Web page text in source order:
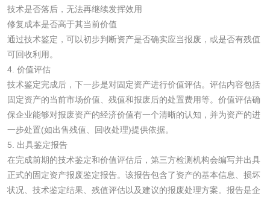
技术是否落后，无法再继续发挥效用
修复成本是否高于其当前价值
通过技术鉴定，可以初步判断资产是否确实应当报废，或是否有残值
可回收利用。
4. 价值评估
技术鉴定完成后，下一步是对固定资产进行价值评估。评估内容包括
固定资产的当前市场价值、残值和报废后的处置费用等。价值评估确
保企业能够对报废资产的经济价值有一个清晰的认知，并为资产的进
一步处置(如出售残值、回收处理)提供依据。
5. 出具鉴定报告
在完成前期的技术鉴定和价值评估后，第三方检测机构会编写并出具
正式的固定资产报废鉴定报告。该报告包含了资产的基本信息、损坏
状况、技术鉴定结果、残值评估以及建议的报废处理方案。报告是企
水性印刷油墨检测
油品检测 润滑油检测
生物柴油检测
防冻液检测 润滑油运动粘度检
测
齿轮油检测